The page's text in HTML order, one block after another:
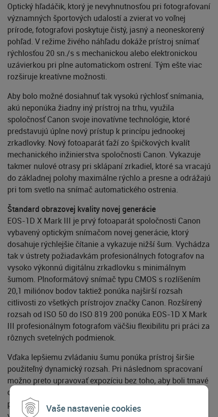
Vaše nastavenie cookies
Optický hľadáčik, ktorý je nevyhnutnosťou pri fotografovaní
významných športových udalostí a zvierat vo voľnej
prírode, fotografovi poskytuje čistý, jasný a neoneskorený
pohľad. V režime živého náhľadu dokáže prístroj snímať
rýchlosťou 20 sn./s s mechanickou alebo elektronickou
uzávierkou pri plne automatickom ostrení. Tým ešte viac
rozširuje kreatívne možnosti.
Aby bolo možné dosiahnuť tak vysokú rýchlosť snímania,
akú neponúka žiadny iný prístroj na trhu, využila
spoločnosť Canon svoje inovatívne technológie, ktoré
predstavujú úplne nový prístup k princípu jednookej
zrkadlovky. Nový fotoaparát ťaží zo špičkových kvalít
mechanického inžinierstva spoločnosti Canon. Vykazuje
takmer nulové otrasy pri sklápaní zrkadiel, ktoré sa vracajú
do základnej polohy maximálne rýchlo a presne a odrážajú
pri tom svetlo na snímač automatického ostrenia.
Štandard obrazovej kvality novej generácie
EOS-1D X Mark III je prvý fotoaparát spoločnosti Canon
vybavený optickým snímačom novej generácie, ktorý
dosahuje rýchlejšie čítanie a vykazuje nižší šum. Vychádza
tak v ústrety požiadavkám profesionálnych fotografov na
vysoko výkonnú digitálnu zrkadlovku s minimálnym
šumom. Plnoformátový snímač typu CMOS s rozlíšením
20,1 miliónov bodov taktiež ponúka najširší rozsah
citlivosti zo všetkých prístrojov značky Canon. Rozšírený
rozsah od ISO 50 do ISO 819 200 ponúka EOS-1D X Mark
III profesionálnym fotografom väčšiu flexibilitu pri práci za
rôznych svetelných podmienok.
Vďaka lepšiemu zvládaniu šumu ponúka prístroj širšie
použiteľný dynamický rozsah. Pri následnom spracovaní
možno preto upravovať expozíciu bez toho, aby boli tmavé
oblasti snímok postihnuté šumom. EOS-1D X Mark III je
prvý fotoaparát na trhu vybavený novým prevratným